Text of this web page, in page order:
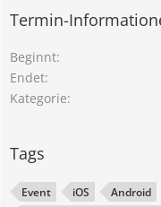
Termin-
Beginnt
Endet
Kategorie
Tags
Event iOS Android